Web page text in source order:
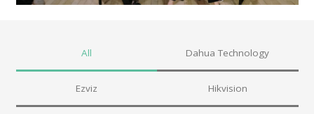
All Dahua Technology
Ezviz Hikvision